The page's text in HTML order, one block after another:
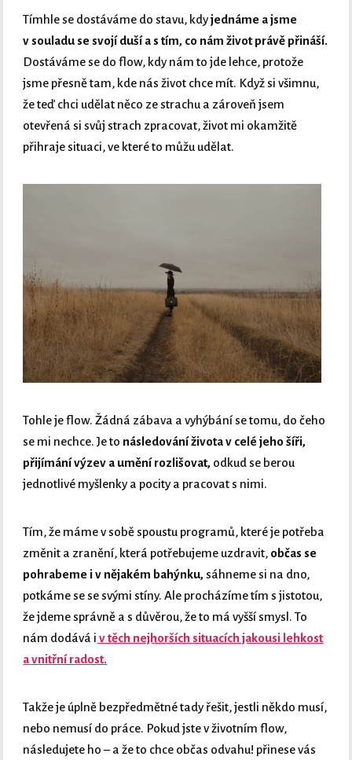
Tímhle se dostáváme do stavu, kdyjednáme a jsme
v souladu se svojí duší a s tím, co nám život právě přináší.
Dostáváme se do flow, kdy nám to jde lehce, protože
jsme přesně tam, kde nás život chce mít. Když si všimnu,
že teď chci udělat něco ze strachu a zároveň jsem
otevřená si svůj strach zpracovat, život mi okamžitě
přihraje situaci, ve které to můžu udělat.
Tohle je flow. Žádná zábava a vyhýbání se tomu, do čeho
se mi nechce. Je to následování života v celé jeho šíři,
přijímání výzev a umění rozlišovat, odkud se berou
jednotlivé myšlenky a pocity a pracovat s nimi.
Tím, že máme v sobě spoustu programů, které je potřeba
změnit a zranění, která potřebujeme uzdravit, občas se
pohrabeme i v nějakém bahýnku,sáhneme si na dno,
potkáme se se svými stíny. Ale procházíme tím s jistotou,
že jdeme správně a s důvěrou, že to má vyšší smysl. To
nám dodává i v těch nejhorších situacích jakousi lehkost
a vnitřní radost.
Takže je úplně bezpředmětné tady řešit, jestli někdo musí,
nebo nemusí do práce. Pokud jste v životním flow,
následujete ho – a že to chce občas odvahu! přinese vás